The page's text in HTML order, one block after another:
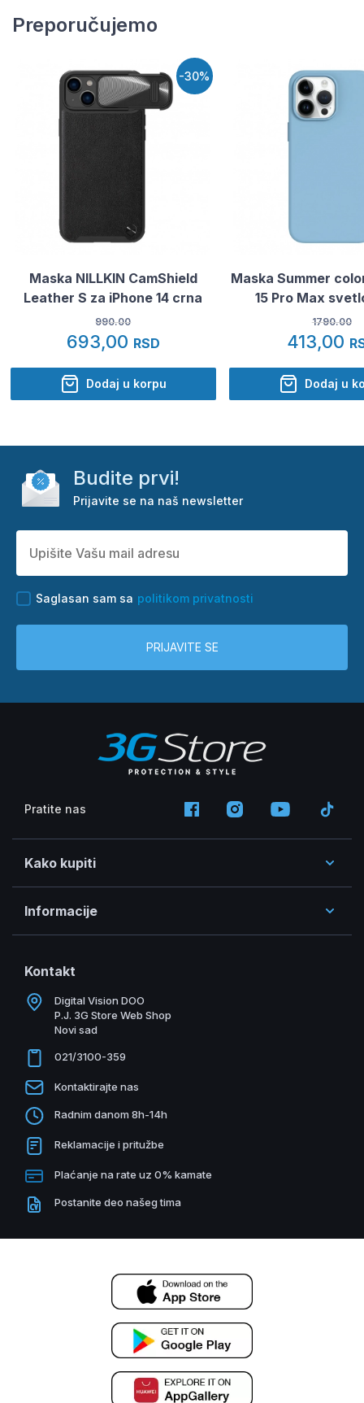
Preporučujemo
-30%
Maska NILLKIN CamShield
Leather S za iPhone 14 crna
990.00
693,00 RSD
Dodaj u korpu
Maska Summer
15 Pro Max
1790.00
413,00
Dodaj u
Budite prvi!
Prijavite se na naš newsletter
Saglasan sam sa politikom privatnosti
PRIJAVITE SE
Pratite nas
Kako kupiti
Informacije
Kontakt
Digital Vision DOO
P.J. 3G Store Web Shop
Novi sad
021/3100-359
Kontaktirajte nas
Radnim danom 8h-14h
Reklamacije i pritužbe
Plaćanje na rate uz 0% kamate
Postanite deo našeg tima